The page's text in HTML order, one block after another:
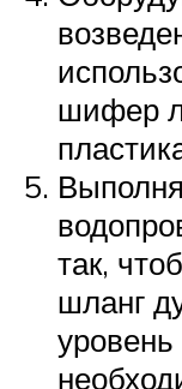
шифер
так,
шланг
уровень